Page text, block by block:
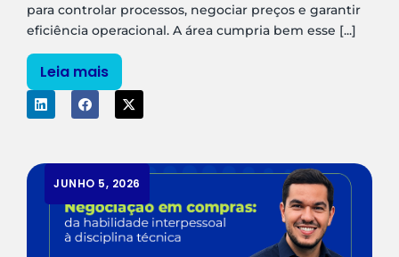
para controlar processos, negociar preços e garantir
eficiência operacional. A área cumpria bem esse [...]
Leia mais
JUNHO 5, 2026